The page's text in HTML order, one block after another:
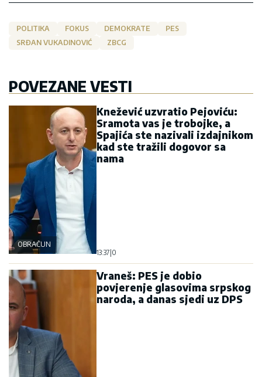
POLITIKA FOKUS DEMOKRATE
PES
SRĐAN VUKADINOVIĆ
ZBCG
POVEZANE VESTI
OBRAČUN
Knežević uzvratio Pejoviću:
Sramota vas je trobojke, a
Spajića ste nazivali izdajnikom
kad ste tražili dogovor sa
nama
13:37 0
Vraneš: PES je dobio
povjerenje glasovima srpskog
naroda, a danas sjedi uz DPS